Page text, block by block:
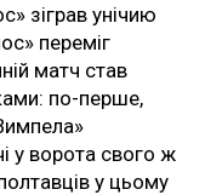
зіграв унічию
переміг
матч став
по-перше,
у ворота свого ж
у цьому